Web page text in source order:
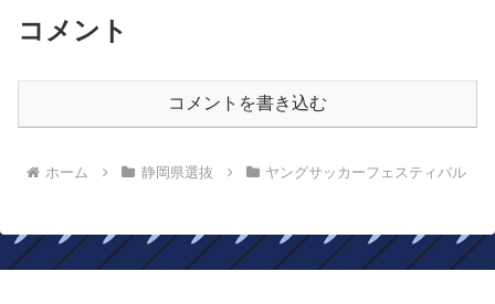
コメント
コメントを書き込む
ホーム 静岡県選抜 ヤングサッカーフェスティバル